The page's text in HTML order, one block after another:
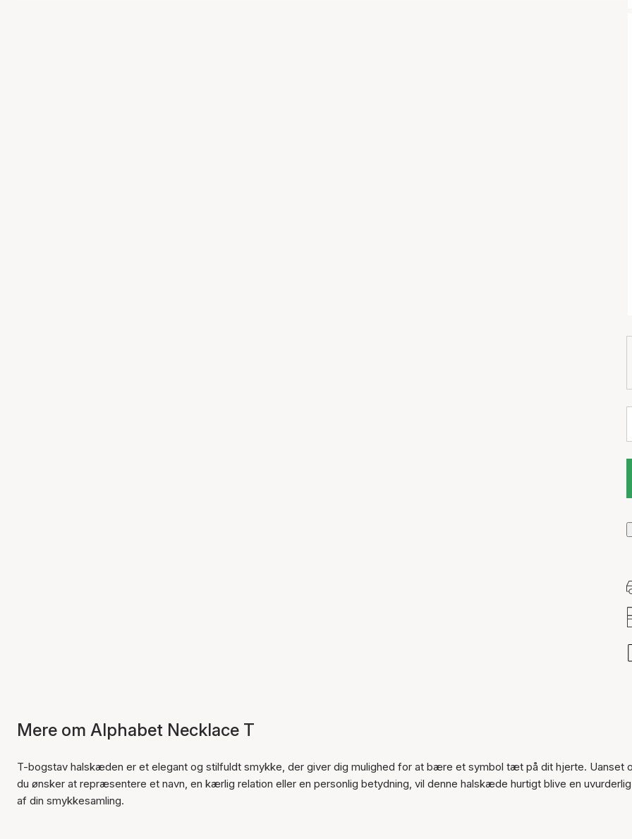
Mere om Alphabet Necklace T
T-bogstav halskæden er et elegant og stilfuldt smykke, der giver dig mulighed for at bære et symbol tæt på dit hjerte. Uanset
du ønsker at repræsentere et navn, en kærlig relation eller en personlig betydning, vil denne halskæde hurtigt blive en
af din smykkesamling.